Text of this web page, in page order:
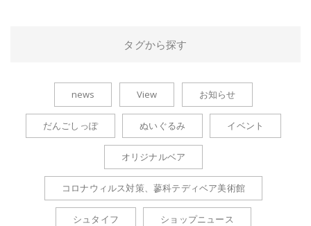
タグから探す
news View お知らせ
だんごしっぽ ぬいぐるみ イベント
オリジナルベア
コロナウィルス対策、蓼科テディベア美術館
シュタイフ ショップニュース